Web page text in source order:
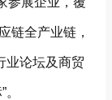
链全产业链，
业论坛及商贸
。